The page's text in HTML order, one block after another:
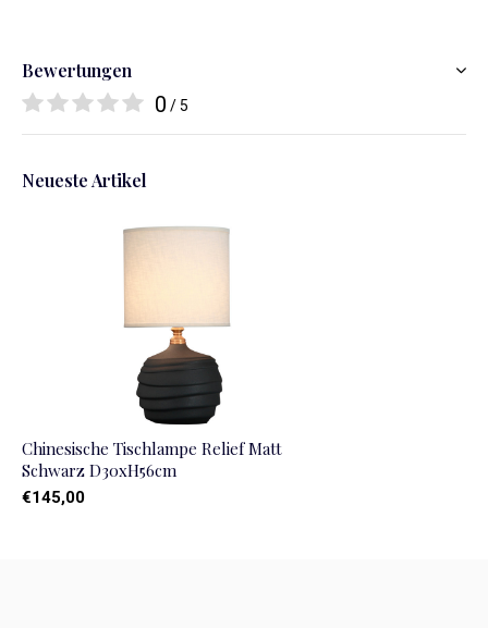
Bewertungen
0 / 5
Neueste Artikel
Chinesische Tischlampe Relief Matt
Schwarz D30xH56cm
€145,00